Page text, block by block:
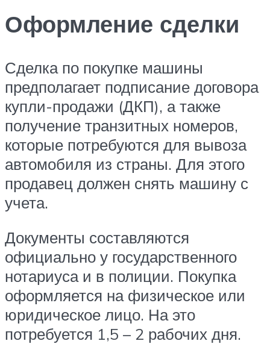
Оформление сделки
Сделка по покупке машины
предполагает подписание договора
купли-продажи (ДКП), а также
получение транзитных номеров,
которые потребуются для вывоза
автомобиля из страны. Для этого
продавец должен снять машину с
учета.
Документы составляются
официально у государственного
нотариуса и в полиции. Покупка
оформляется на физическое или
юридическое лицо. На это
потребуется 1,5 – 2 рабочих дня.